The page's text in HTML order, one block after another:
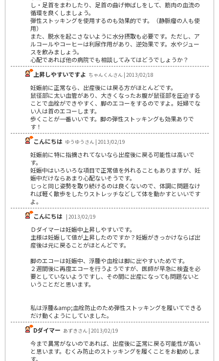
し・足首をまわしたり、足首の曲げ伸ばしをして、筋肉の血流の
循環を良くしましょう。
弾性ストッキングを使用するのも効果的です。（静脈瘤の人も使
用）
また、脱水を起こさないように水分摂取も必要です。ただし、ア
ルコールやコーヒーは利尿作用があり、逆効果です。水やジュー
スを飲みましょう。
心配であれば他の病院でも相談してみてはどうでしょうか？
上昇しやすいですよ ちゃんくんさん | 2013/02/18
妊娠前に正常なら、出産後には戻る方がほとんどです。
鼠径部に太い血管があり、大きくなったお腹が鼠径部を圧迫する
ことで血栓ができやすく、脚のエコーをするのですよ。妊婦でな
い人は首のエコーします。
歩くことが一番いいです。脚の弾性ストッキングも効果ありで
す！
こんにちは ゆうゆうさん | 2013/02/19
妊娠前に特に指摘されてないなら出産後に戻る可能性は高いで
す。
妊娠中はいろいろな項目で正常値を外れることもありますが、妊
娠中だけならあまり心配ないそうです。
じっと同じ姿勢を取り続けるのは良くないので、体調に問題なけ
れば軽く散歩をしたりストレッチなどして体を動かすといいです
よ。
こんにちは | 2013/02/19
Ｄダイマーは妊娠中上昇しやすいです。
主様は妊娠して値が上昇したのですか？妊娠がきっかけならば出
産後は元に戻ることがほとんどです。
脚のエコーは妊娠中、浮腫や血栓は脚に出やすいためです。
２週間後に再度エコーを行うようですが、医師が早急に検査を必
要としていないようですし、その間に出産になっても問題ないと
いうことだと思います。
私は浮腫&amp;血栓防止のため弾性ストッキングを履いてできる
だけ動くようにしていました。
Dダイマー あずきさん | 2013/02/19
今まで異常がないのであれば、出産後に正常に戻る可能性が高い
と思います。むくみ防止のストッキングを履くことをお勧めしま
す。